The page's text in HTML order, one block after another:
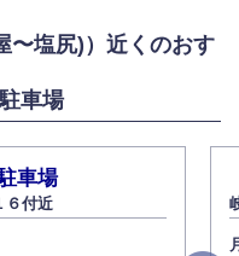
〜塩尻)）近くのおす
車場
車場
６付近